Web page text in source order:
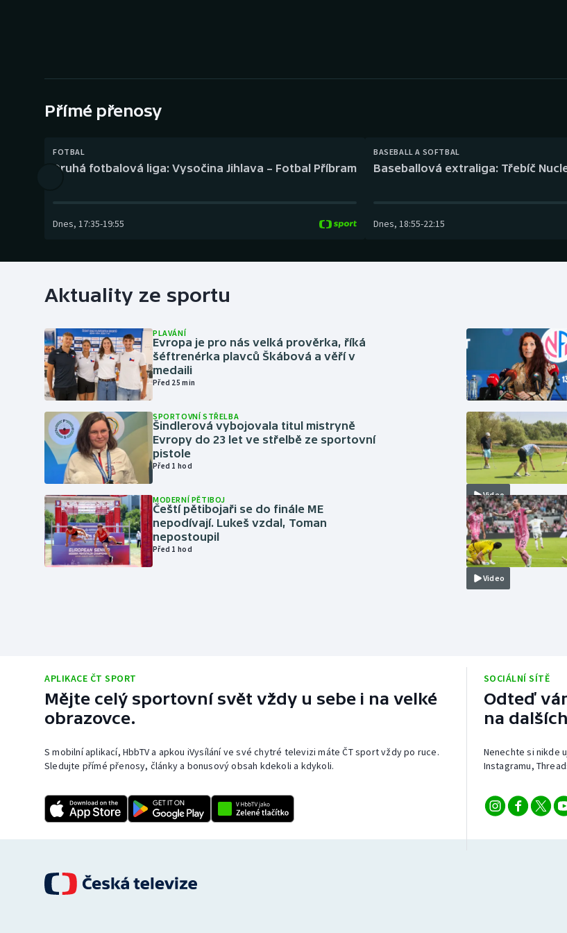
Gymnastika Plážový volejbal
Přímé přenosy
FOTBAL
Druhá fotbalová liga: Vysočina Jihlava – Fotbal Příbram
Dnes, 17:35-19:55
BASEBALL A SOFTBAL
Baseballová extraliga: Třebíč
Dnes, 18:55-22:15
Aktuality ze sportu
PLAVÁNÍ
Evropa je pro nás velká prověrka, říká
šéftrenérka plavců Škábová a věří v
medaili
Před 25 min
SPORTOVNÍ STŘELBA
Šindlerová vybojovala titul mistryně
Evropy do 23 let ve střelbě ze sportovní
pistole
Před 1 hod
MODERNÍ PĚTIBOJ
Čeští pětibojaři se do finále ME
nepodívají. Lukeš vzdal, Toman
nepostoupil
Před 1 hod
Video
Video
APLIKACE ČT SPORT
Mějte celý sportovní svět vždy u sebe i na velké
obrazovce.
S mobilní aplikací, HbbTV a apkou iVysílání ve své chytré televizi máte ČT sport vždy po ruce.
Sledujte přímé přenosy, články a bonusový obsah kdekoli a kdykoli.
SOCIÁLNÍ SÍTĚ
Odteď
na
Nenechte si nikde
Instagramu,